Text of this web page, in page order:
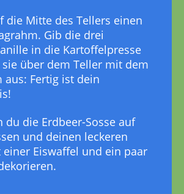
die Mitte des Tellers einen
Gib die drei
in die Kartoffelpresse
über dem Teller mit dem
aus: Fertig ist dein
du die Erdbeer-Sosse auf
und deinen leckeren
einer Eiswaffel und ein paar